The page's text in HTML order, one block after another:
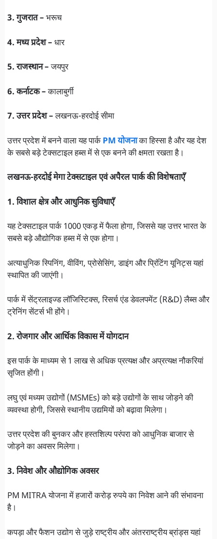
3. गुजरात – भरूच
4. मध्य प्रदेश – धार
5. राजस्थान –जयपुर
6. कर्नाटक –कालाबुर्गी
7. उत्तर प्रदेश –लखनऊ-हरदोई सीमा
उत्तर प्रदेश में बनने वाला यह पार्क PM योजनाका हिस्सा है और यह देश
के सबसे बड़े टेक्सटाइल हब्स में से एक बनने की क्षमता रखता है।
लखनऊ-हरदोई मेगा टेक्सटाइल एवं अपैरल पार्क की विशेषताएँ
1. विशाल क्षेत्र और आधुनिक सुविधाएँ
यह टेक्सटाइल पार्क 1000 एकड़ में फैला होगा, जिससे यह उत्तर भारत के
सबसे बड़े औद्योगिक हब्स में से एक होगा।
अत्याधुनिक स्पिनिंग, वीविंग, प्रोसेसिंग, डाइंग और प्रिंटिंग यूनिट्स यहां
स्थापित की जाएंगी।
पार्क में सेंट्रलाइज्ड लॉजिस्टिक्स, रिसर्च एंड डेवलपमेंट (R&D) लैब्स और
ट्रेनिंग सेंटर्स भी होंगे।
2. रोजगार और आर्थिक विकास में योगदान
इस पार्क के माध्यम से 1 लाख से अधिक प्रत्यक्ष और अप्रत्यक्ष नौकरियां
सृजित होंगी।
लघु एवं मध्यम उद्योगों (MSMEs) को बड़े उद्योगों के साथ जोड़ने की
व्यवस्था होगी, जिससे स्थानीय उद्यमियों को बढ़ावा मिलेगा।
उत्तर प्रदेश की बुनकर और हस्तशिल्प परंपरा को आधुनिक बाजार से
जोड़ने का अवसर मिलेगा।
3. निवेश और औद्योगिक अवसर
PM MITRA योजना में हजारों करोड़ रुपये का निवेश आने की संभावना
है।
कपड़ा और फैशन उद्योग से जुड़े राष्ट्रीय और अंतरराष्ट्रीय ब्रांड्स यहां